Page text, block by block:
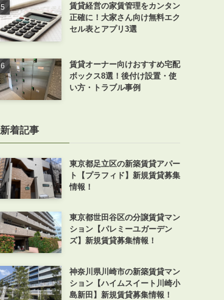
賃貸経営の家賃管理をカンタン
正確に！大家さん向け無料エク
セル表とアプリ3選
賃貸オーナー向けおすすめ宅配
ボックス8選！後付け設置・使
い方・トラブル事例
新着記事
東京都足立区の新築賃貸アパー
ト【プラフィド】新規賃貸募集
情報！
東京都世田谷区の分譲賃貸マン
ション【パレミーユガーデン
ズ】新規賃貸募集情報！
神奈川県川崎市の新築賃貸マン
ション【ハイムスイート川崎小
島新田】新規賃貸募集情報！